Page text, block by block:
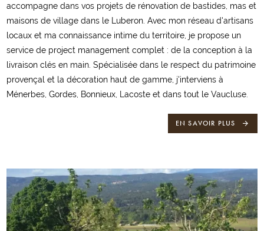
accompagne dans vos projets de rénovation de bastides, mas et
maisons de village dans le Luberon. Avec mon réseau d'artisans
locaux et ma connaissance intime du territoire, je propose un
service de project management complet : de la conception à la
livraison clés en main. Spécialisée dans le respect du patrimoine
provençal et la décoration haut de gamme, j'interviens à
Ménerbes, Gordes, Bonnieux, Lacoste et dans tout le Vaucluse.
EN SAVOIR PLUS